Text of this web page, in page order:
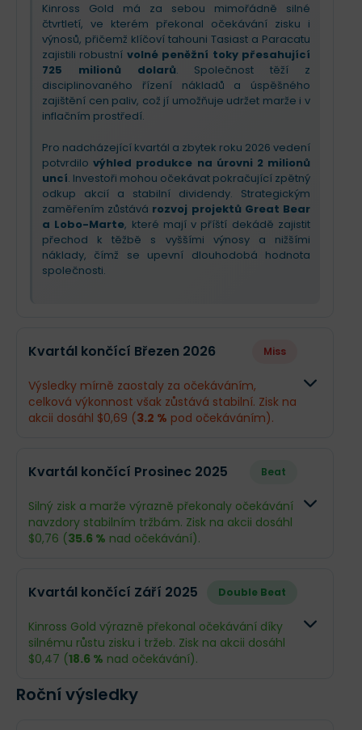
Kinross Gold má za sebou mimořádně silné
čtvrtletí, ve kterém překonal očekávání zisku i
výnosů, přičemž klíčoví tahouni Tasiast a Paracatu
zajistili robustní volné peněžní toky přesahující
725 milionů dolarů. Společnost těží z
disciplinovaného řízení nákladů a úspěšného
zajištění cen paliv, což jí umožňuje udržet marže i v
inflačním prostředí.
Pro nadcházející kvartál a zbytek roku 2026 vedení
potvrdilovýhled produkce na úrovni 2 milionů
uncí. Investoři mohou očekávat pokračující zpětný
odkup akcií a stabilní dividendy. Strategickým
zaměřením zůstává rozvoj projektů Great Bear
a Lobo-Marte, které mají v příští dekádě zajistit
přechod k těžbě s vyššími výnosy a nižšími
náklady, čímž se upevní dlouhodobá hodnota
společnosti.
Kvartál končící Březen 2026 Miss
Výsledky mírně zaostaly za očekáváním,
celková výkonnost však zůstává stabilní. Zisk na
akcii dosáhl $0,69 (3.2 % pod očekáváním).
Příjmy $851,1 mil.
Kinross Gold má za sebou solidní čtvrtletí, které
sice v čistých číslech mírně zaostalo za odhady
potvrdilo svou sílu. Společnost těží z vysokých cen
zlata a efektivní kontroly nákladů, což vedlo k
Kvartál končící Prosinec 2025 Beat
Silný zisk a marže výrazně překonaly očekávání
navzdory stabilním tržbám. Zisk na akcii dosáhl
$0,76 (35.6 % nad očekávání).
Příjmy $669,1 mil.
EPS
Kvartál končící Září 2025 Double Beat
Kinross Gold výrazně překonal očekávání díky
silnému růstu zisku i tržeb. Zisk na akcii dosáhl
$0,47 (18.6 % nad očekávání).
Odhad
Roční výsledky